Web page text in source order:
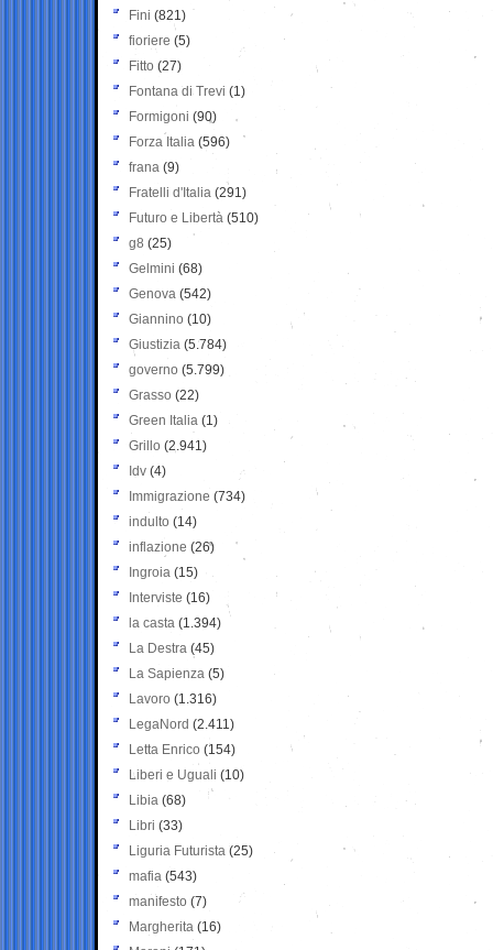
Fini (821)
fioriere (5)
Fitto (27)
Fontana di Trevi (1)
Formigoni (90)
Forza Italia (596)
frana (9)
Fratelli d'Italia (291)
Futuro e Libertà (510)
g8 (25)
Gelmini (68)
Genova (542)
Giannino (10)
Giustizia (5.784)
governo (5.799)
Grasso (22)
Green Italia (1)
Grillo (2.941)
Idv (4)
Immigrazione (734)
indulto (14)
inflazione (26)
Ingroia (15)
Interviste (16)
la casta (1.394)
La Destra (45)
La Sapienza (5)
Lavoro (1.316)
LegaNord (2.411)
Letta Enrico (154)
Liberi e Uguali (10)
Libia (68)
Libri (33)
Liguria Futurista (25)
mafia (543)
manifesto (7)
Margherita (16)